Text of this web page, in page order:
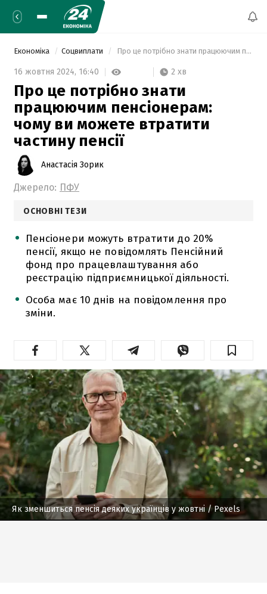
Економіка Соцвиплати Про це потрібно знати працюючим пенсіонерам: чому ви можете втратити частину пенсії
16 жовтня 2024, 16:40 2 хв
Про це потрібно знати
працюючим пенсіонерам:
чому ви можете втратити
частину пенсії
Анастасія Зорик
Джерело: ПФУ
ОСНОВНІ ТЕЗИ
Пенсіонери можуть втратити до 20%
пенсії, якщо не повідомлять Пенсійний
фонд про працевлаштування або
реєстрацію підприємницької діяльності.
Особа має 10 днів на повідомлення про
зміни.
Як зменшиться пенсія деяких українців у жовтні / Pexels